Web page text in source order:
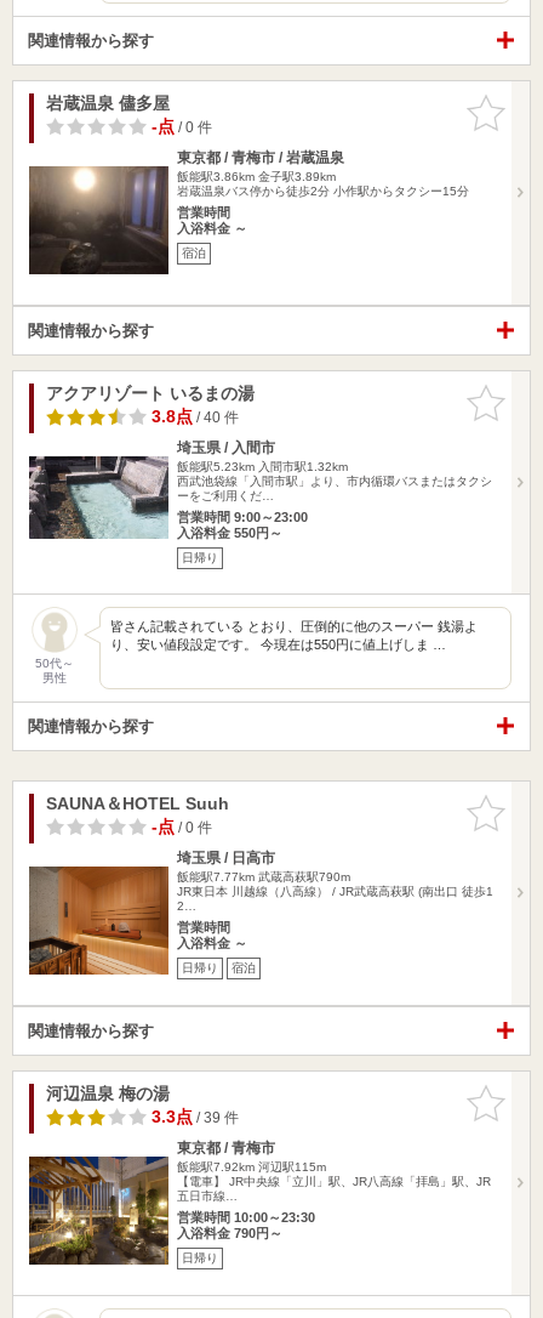
関連情報から探す
お気に入
りに追加
岩蔵温泉 儘多屋
-点/ 0 件
東京都 / 青梅市 / 岩蔵温泉
飯能駅3.86km 金子駅3.89km
岩蔵温泉バス停から徒歩2分 小作駅からタクシー15分
営業時間
入浴料金 ～
宿泊
関連情報から探す
お気に入
りに追加
アクアリゾート いるまの湯
3.8点/ 40 件
埼玉県 / 入間市
飯能駅5.23km 入間市駅1.32km
西武池袋線「入間市駅」より、市内循環バスまたはタクシ
ーをご利用くだ…
営業時間 9:00～23:00
入浴料金 550円～
日帰り
50代～
男性
皆さん記載されている とおり、圧倒的に他のスーパー 銭湯よ
り、安い値段設定です。 今現在は550円に値上げしま …
関連情報から探す
お気に入
りに追加
SAUNA＆HOTEL Suuh
-点/ 0 件
埼玉県 / 日高市
飯能駅7.77km 武蔵高萩駅790m
JR東日本 川越線（八高線） / JR武蔵高萩駅 (南出口 徒歩1
2…
営業時間
入浴料金 ～
日帰り 宿泊
関連情報から探す
お気に入
りに追加
河辺温泉 梅の湯
3.3点/ 39 件
東京都 / 青梅市
飯能駅7.92km 河辺駅115m
【電車】 JR中央線「立川」駅、JR八高線「拝島」駅、JR
五日市線…
営業時間 10:00～23:30
入浴料金 790円～
日帰り